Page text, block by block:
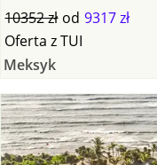
10352 zł od 9317 zł
Oferta zTUI
Meksyk